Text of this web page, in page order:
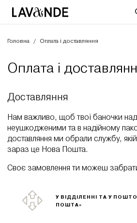
ДЛЯ ОБЛИЧЧЯ
ДЛЯ ТІЛА
ПРО НАС
Головна / Оплата і доставляння
Оплата і
Доставляння
Нам важливо, щоб твої баночки
неушкодженими та в надійному
доставляння ми обрали службу,
зараз це Нова Пошта.
Своє замовлення ти можеш
У ВІДДІЛЕННІ ТА У
ПОШТА»